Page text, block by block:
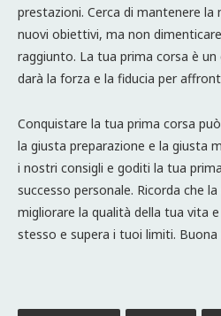
prestazioni. Cerca di mantenere la
nuovi obiettivi, ma non
raggiunto. La tua prima corsa è un
darà la forza e la fiducia per
Conquistare la tua prima corsa
la giusta preparazione e la giusta
i nostri consigli e goditi la tua
successo personale. Ricorda che
migliorare la qualità della tua vita
stesso e supera i tuoi limiti. Buona